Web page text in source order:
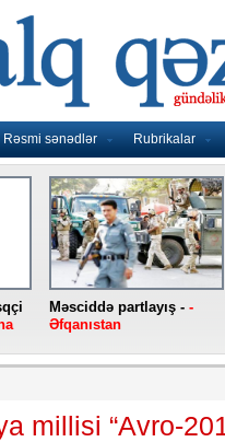
Rəsmi sənədlər Rubrikalar
Məsciddə partlayış - -
Əfqanıstan
millisi “Avro-